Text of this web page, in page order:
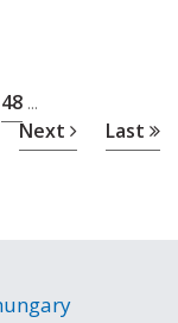
48 ...
Next Last